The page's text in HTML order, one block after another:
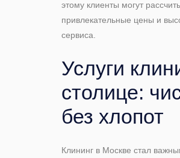
этому клиенты могут
привлекательные цены и
сервиса.
Услуги
столице:
без хлопот
Клининг в Москве стал